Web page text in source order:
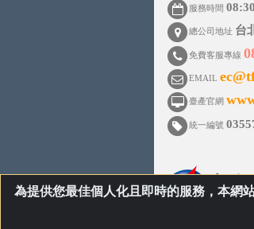
為提供您最佳個人化且即時的服務，本網
服務時間
總公司地址 台
免費客服專線
EMAIL
臺產官網
統一編號
©Copyright